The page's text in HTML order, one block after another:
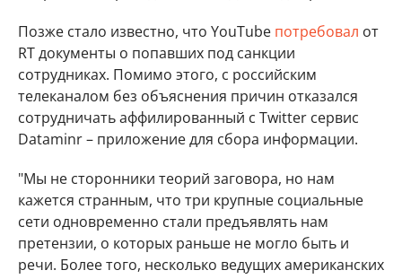
Позже стало известно, что YouTube потребовал от
RT документы о попавших под санкции
сотрудниках. Помимо этого, с российским
телеканалом без объяснения причин отказался
сотрудничать аффилированный с Twitter сервис
Dataminr – приложение для сбора информации.
"Мы не сторонники теорий заговора, но нам
кажется странным, что три крупные социальные
сети одновременно стали предъявлять нам
претензии, о которых раньше не могло быть и
речи. Более того, несколько ведущих американских